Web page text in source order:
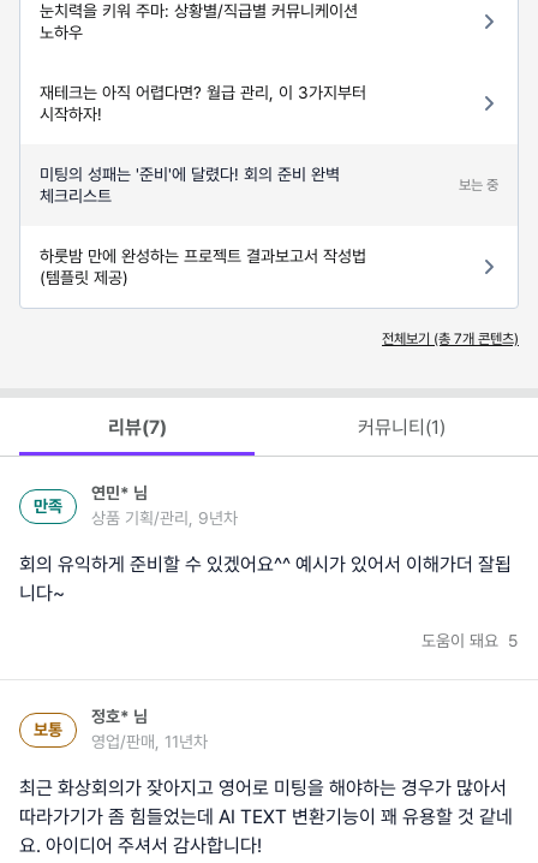
눈치력을 키워 주마: 상황별/직급별 커뮤니케이션
노하우
재테크는 아직 어렵다면? 월급 관리, 이 3가지부터
시작하자!
미팅의 성패는 '준비'에 달렸다! 회의 준비 완벽
체크리스트
보는 중
하룻밤 만에 완성하는 프로젝트 결과보고서 작성법
(템플릿 제공)
전체보기 (총 7개 콘텐츠)
리뷰(7) 커뮤니티(1)
만족
연민* 님
상품 기획/관리, 9년차
회의 유익하게 준비할 수 있겠어요^^ 예시가 있어서 이해가더 잘됩
니다~
도움이 돼요 5
보통
정호* 님
영업/판매, 11년차
최근 화상회의가 잦아지고 영어로 미팅을 해야하는 경우가 많아서
따라가기가 좀 힘들었는데 AI TEXT 변환기능이 꽤 유용할 것 같네
요. 아이디어 주셔서 감사합니다!